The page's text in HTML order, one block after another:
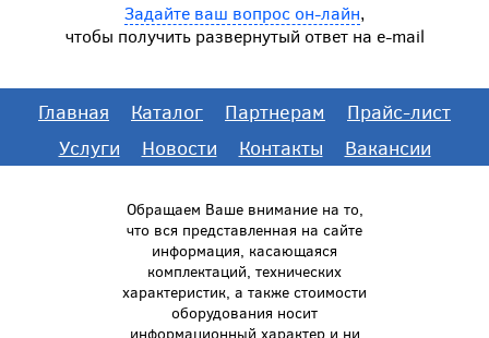
Задайте ваш вопрос он-лайн,
чтобы получить развернутый ответ на e-mail
Главная Каталог Партнерам
Прайс-лист
Услуги
Новости Контакты Вакансии
Обращаем Ваше внимание на то,
что вся представленная на сайте
информация, касающаяся
комплектаций, технических
характеристик, а также стоимости
оборудования носит
информационный характер и ни